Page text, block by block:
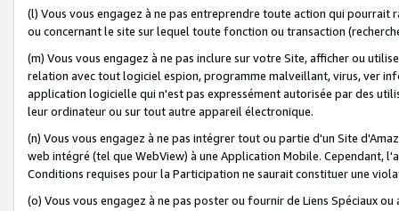
(l) Vous vous engagez à ne pas entreprendre toute action qui
ou concernant le site sur lequel toute fonction ou transaction
(m) Vous vous engagez à ne pas inclure sur votre Site, afficher ou
relation avec tout logiciel espion, programme malveillant, virus, ver
application logicielle qui n'est pas expressément autorisée par des
leur ordinateur ou sur tout autre appareil électronique.
(n) Vous vous engagez à ne pas intégrer tout ou partie d'un Site
web intégré (tel que WebView) à une Application Mobile. Cependant,
Conditions requises pour la Participation ne saurait constituer une
(o) Vous vous engagez à ne pas poster ou fournir de Liens Spéciaux